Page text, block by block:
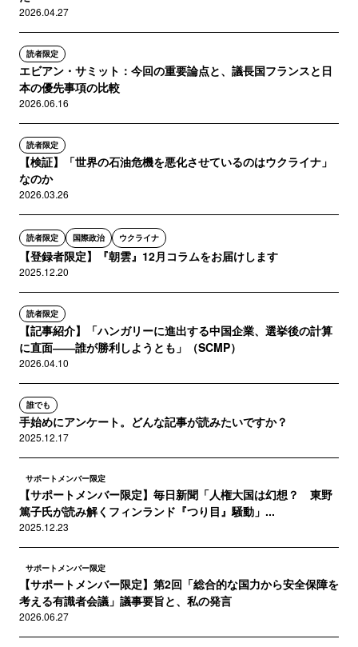
2026.04.27
読者限定
エビアン・サミット：今回の重要論点と、議長国フランスと日
本の優先事項の比較
2026.06.16
読者限定
【検証】「世界の石油危機を悪化させているのはウクライナ」
なのか
2026.03.26
読者限定 国際政治 ウクライナ
【登録者限定】『朝雲』12月コラムをお届けします
2025.12.20
読者限定
【記事紹介】「ハンガリーに進出する中国企業、選挙後の計算
に直面――誰が勝利しようとも」（SCMP）
2026.04.10
誰でも
手始めにアンケート。どんな記事が読みたいですか？
2025.12.17
サポートメンバー限定
【サポートメンバー限定】毎日新聞「人権大国は幻想？ 東野
篤子氏が読み解くフィンランド『つり目』騒動」...
2025.12.23
サポートメンバー限定
【サポートメンバー限定】第2回「総合的な国力から安全保障を
考える有識者会議」議事要旨と、私の発言
2026.06.27